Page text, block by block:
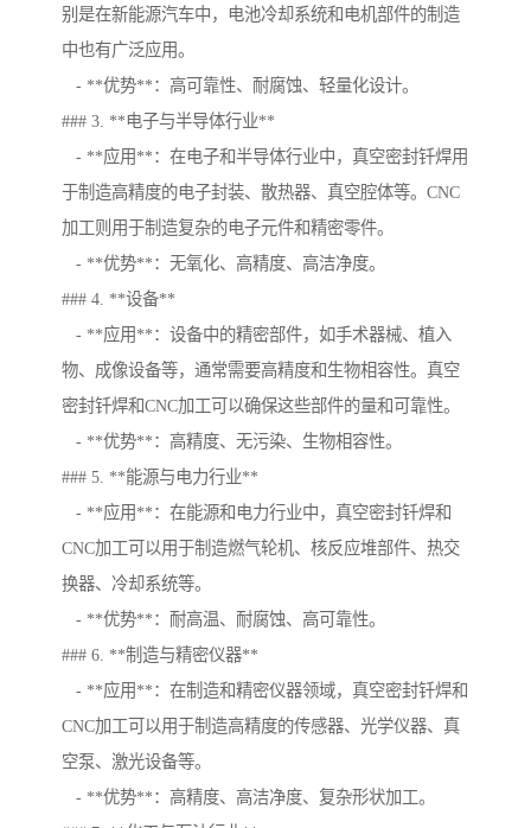
别是在新能源汽车中，电池冷却系统和电机部件的制造
中也有广泛应用。
- **优势**：高可靠性、耐腐蚀、轻量化设计。
### 3. **电子与半导体行业**
- **应用**：在电子和半导体行业中，真空密封钎焊用
于制造高精度的电子封装、散热器、真空腔体等。CNC
加工则用于制造复杂的电子元件和精密零件。
- **优势**：无氧化、高精度、高洁净度。
### 4. **设备**
- **应用**：设备中的精密部件，如手术器械、植入
物、成像设备等，通常需要高精度和生物相容性。真空
密封钎焊和CNC加工可以确保这些部件的量和可靠性。
- **优势**：高精度、无污染、生物相容性。
### 5. **能源与电力行业**
- **应用**：在能源和电力行业中，真空密封钎焊和
CNC加工可以用于制造燃气轮机、核反应堆部件、热交
换器、冷却系统等。
- **优势**：耐高温、耐腐蚀、高可靠性。
### 6. **制造与精密仪器**
- **应用**：在制造和精密仪器领域，真空密封钎焊和
CNC加工可以用于制造高精度的传感器、光学仪器、真
空泵、激光设备等。
- **优势**：高精度、高洁净度、复杂形状加工。